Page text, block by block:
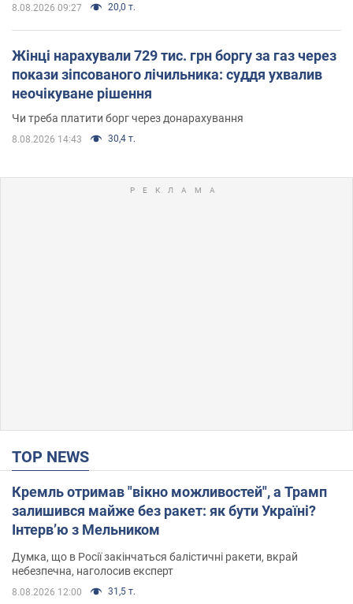
8.08.2026 09:27 20,0 т.
Жінці нарахували 729 тис. грн боргу за газ через
покази зіпсованого лічильника: суддя ухвалив
неочікуване рішення
Чи треба платити борг через донарахування
8.08.2026 14:43 30,4 т.
TOP NEWS
Кремль отримав "вікно можливостей", а Трамп
залишився майже без ракет: як бути Україні?
Інтерв’ю з Мельником
Думка, що в Росії закінчаться балістичні ракети, вкрай
небезпечна, наголосив експерт
8.08.2026 12:00 31,5 т.